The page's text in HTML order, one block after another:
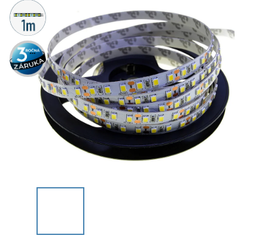
Metrážny
predaj
3 roky
záruka